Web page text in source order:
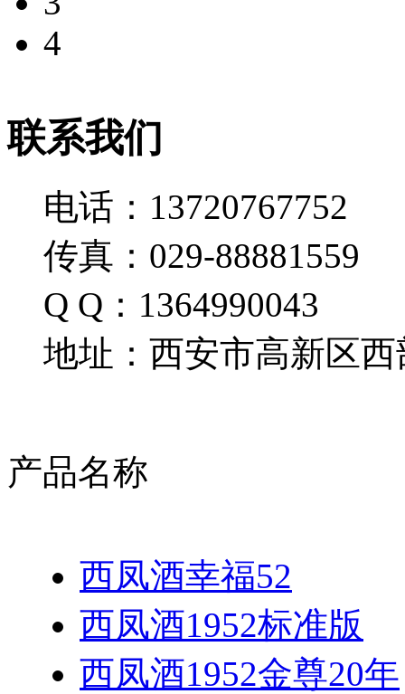
4
联系我们
电话：13720767752
传真：029-88881559
Q Q：1364990043
地址：西安市高新区西
产品名称
西凤酒幸福52
西凤酒1952标准版
西凤酒1952金尊20年